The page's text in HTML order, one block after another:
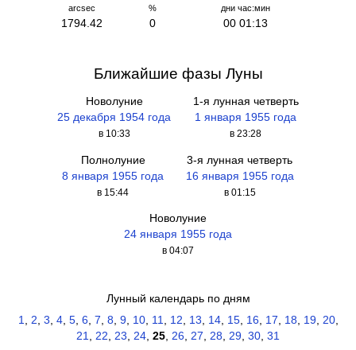
arcsec
1794.42
%
0
дни час:мин
00 01:13
Ближайшие фазы Луны
Новолуние
25 декабря 1954 года
в 10:33
1-я лунная четверть
1 января 1955 года
в 23:28
Полнолуние
8 января 1955 года
в 15:44
3-я лунная четверть
16 января 1955 года
в 01:15
Новолуние
24 января 1955 года
в 04:07
Лунный календарь по дням
1
2 3 4, 5, 6, 7 8 9, 10, 11 12 13 14, 15, 16, 17 18 19, 20,
21
22 23 24 25 26 27 28 29 30 31